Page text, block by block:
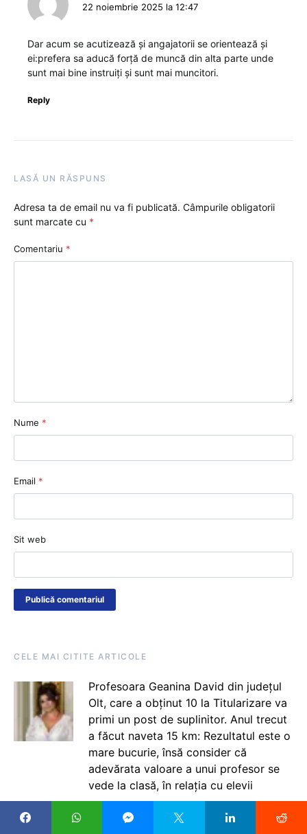
22 noiembrie 2025 la 12:47
Dar acum se acutizează și angajatorii se orientează și
ei:prefera sa aducă forță de muncă din alta parte unde
sunt mai bine instruiți și sunt mai muncitori.
Reply
LASĂ UN RĂSPUNS
Adresa ta de email nu va fi publicată. Câmpurile obligatorii
sunt marcate cu *
Comentariu *
Nume *
Email *
Sit web
CELE MAI CITITE ARTICOLE
Profesoara Geanina David din județul
Olt, care a obținut 10 la Titularizare va
primi un post de suplinitor. Anul trecut
a făcut naveta 15 km: Rezultatul este o
mare bucurie, însă consider că
adevărata valoare a unui profesor se
vede la clasă, în relația cu elevii
Ministerul Educației schimbă regulile